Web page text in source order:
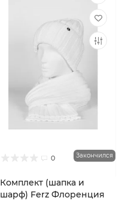
0 Закончился
Комплект (шапка и
шарф) Ferz Флоренция